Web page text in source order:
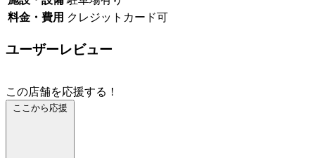
料金・費用 クレジットカード可
ユーザーレビュー
この店舗を応援する！
ここから応援